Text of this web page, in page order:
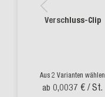
Verschluss-Clip
Aus 2 Varianten wählen
ab 0,0037 € / St.